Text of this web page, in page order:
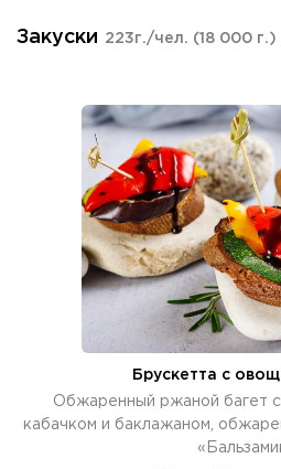
Закуски 223г./чел. (18 000 г.)
Брускетта с
Обжаренный ржаной багет с
кабачком и баклажаном,